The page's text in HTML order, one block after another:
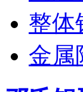
整体
金属